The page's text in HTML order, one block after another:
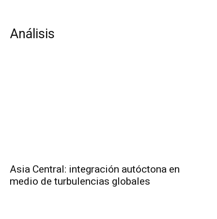
Análisis
Asia Central: integración autóctona en
medio de turbulencias globales